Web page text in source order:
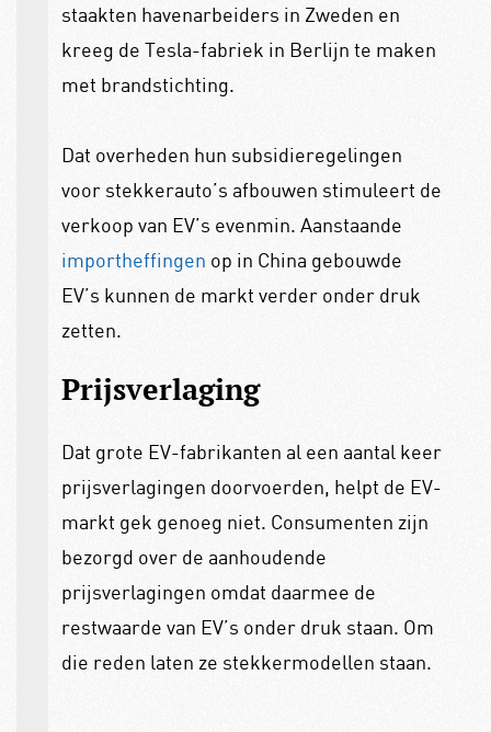
staakten havenarbeiders in Zweden en
kreeg de Tesla-fabriek in Berlijn te maken
met brandstichting.
Dat overheden hun subsidieregelingen
voor stekkerauto’s afbouwen stimuleert de
verkoop van EV’s evenmin. Aanstaande
importheffingen op in China gebouwde
EV’s kunnen de markt verder onder druk
zetten.
Prijsverlaging
Dat grote EV-fabrikanten al een aantal keer
prijsverlagingen doorvoerden, helpt de EV-
markt gek genoeg niet. Consumenten zijn
bezorgd over de aanhoudende
prijsverlagingen omdat daarmee de
restwaarde van EV’s onder druk staan. Om
die reden laten ze stekkermodellen staan.